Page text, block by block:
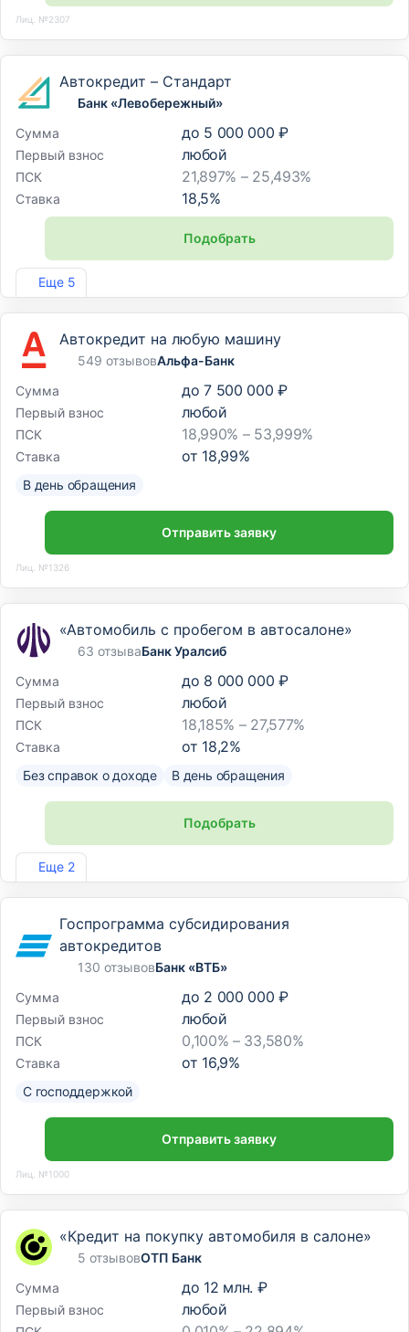
Лиц. №2307
Еще 5
Автокредит – Стандарт
Банк «Левобережный»
Сумма
до 5 000 000 ₽
Первый взнос любой
ПСК 21,897% – 25,493%
Ставка 18,5%
Подобрать
Лиц. №1343
Автокредит на любую машину
549 отзывовАльфа-Банк
Сумма
до 7 500 000 ₽
Первый взнос любой
ПСК 18,990% – 53,999%
Ставка от 18,99%
В день обращения
Отправить заявку
Лиц. №1326
Еще 2
«Автомобиль с пробегом в автосалоне»
63 отзываБанк Уралсиб
Сумма
до 8 000 000 ₽
Первый взнос любой
ПСК 18,185% – 27,577%
Ставка от 18,2%
Без справок о доходе В день обращения
Подобрать
Лиц. №2275
Госпрограмма субсидирования
автокредитов
130 отзывовБанк «ВТБ»
Сумма
до 2 000 000 ₽
Первый взнос любой
ПСК 0,100% – 33,580%
Ставка от 16,9%
С господдержкой
Отправить заявку
Лиц. №1000
«Кредит на покупку автомобиля в салоне»
5 отзывовОТП Банк
Сумма
до 12 млн. ₽
Первый взнос любой